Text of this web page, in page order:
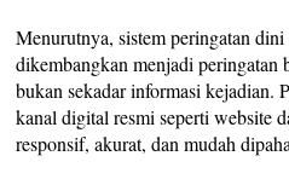
Menurutnya, sistem peringatan
dikembangkan menjadi peringatan
bukan sekadar informasi kejadian.
kanal digital resmi seperti website
responsif, akurat, dan mudah